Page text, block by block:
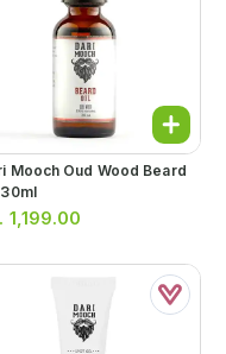
Mooch Oud Wood Beard
1,199.00